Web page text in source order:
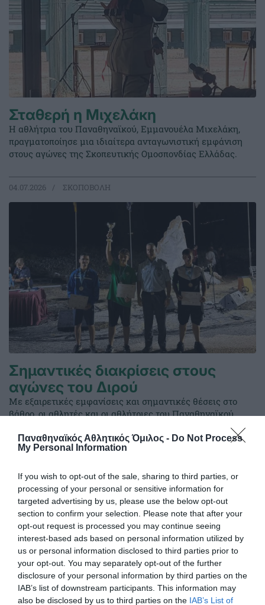
Παναθηναϊκός Αθλητικός Όμιλος - Do Not Process
My Personal Information
If you wish to opt-out of the sale, sharing to third parties, or
processing of your personal or sensitive information for
targeted advertising by us, please use the below opt-out
section to confirm your selection. Please note that after your
opt-out request is processed you may continue seeing
interest-based ads based on personal information utilized by
us or personal information disclosed to third parties prior to
your opt-out. You may separately opt-out of the further
disclosure of your personal information by third parties on the
IAB’s list of downstream participants. This information may
also be disclosed by us to third parties on the IAB’s List of
Σταθερή η Μιχελάκη
Η αθλήτρια του Παναθηναϊκού, Εμμανουέλα Μιχελάκη,
πραγματοποίησε μια ιδιαίτερα ανταγωνιστική εμφάνιση
στους αγώνες της Σκοπευτικής Ομοσπονδίας Ελλάδας.
04.07.2026 ΣΚΟΠΟΒΟΛΗ
Σημαντικές διακρίσεις στους
αγώνες του Διρού
Με εξαιρετικές εμφανίσεις και σημαντικές θέσεις στο
βάθρο, οι αθλητές και οι αθλήτριες του Παναθηναϊκού
ξεχώρισαν στους αγώνες του Σκοπευτικού Ομίλου Ταίναρο
στο Διρό.
27.06.2026 ΣΚΟΠΟΒΟΛΗ